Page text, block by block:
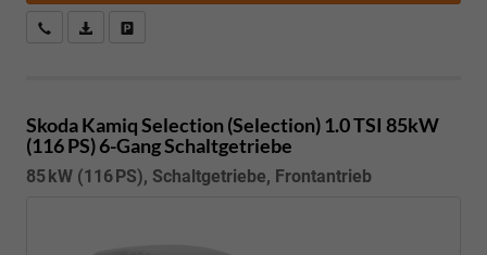
Kostenloser Rückruf-Service
PDF-Datei, Fahrzeugexposé drucken
Skoda KamiqSelection (Selection) 1.0 TSI 85kW
(116 PS) 6-Gang Schaltgetriebe
85 kW (116 PS), Schaltgetriebe, Frontantrieb